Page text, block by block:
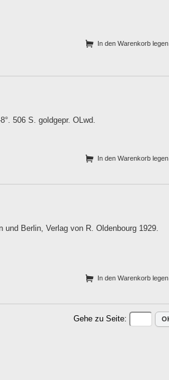
In den Warenkorb legen
506 S. goldgepr. OLwd.
In den Warenkorb legen
Berlin, Verlag von R. Oldenbourg 1929.
In den Warenkorb legen
Gehe zu Seite: